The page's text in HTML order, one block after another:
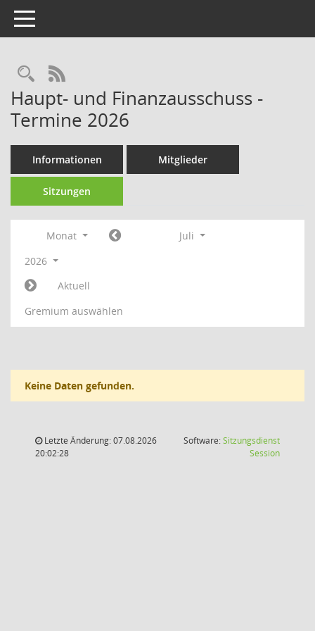
Toggle navigation
Rechercheauswahl
RSS-Feed
Haupt- und Finanzausschuss -
Termine 2026
Informationen Mitglieder
Sitzungen
Monat
Juli
2026
Aktuell
Gremium auswählen
Keine Daten gefunden.
Letzte Änderung: 07.08.2026
20:02:28
Software:Sitzungsdienst
Session(Wird in